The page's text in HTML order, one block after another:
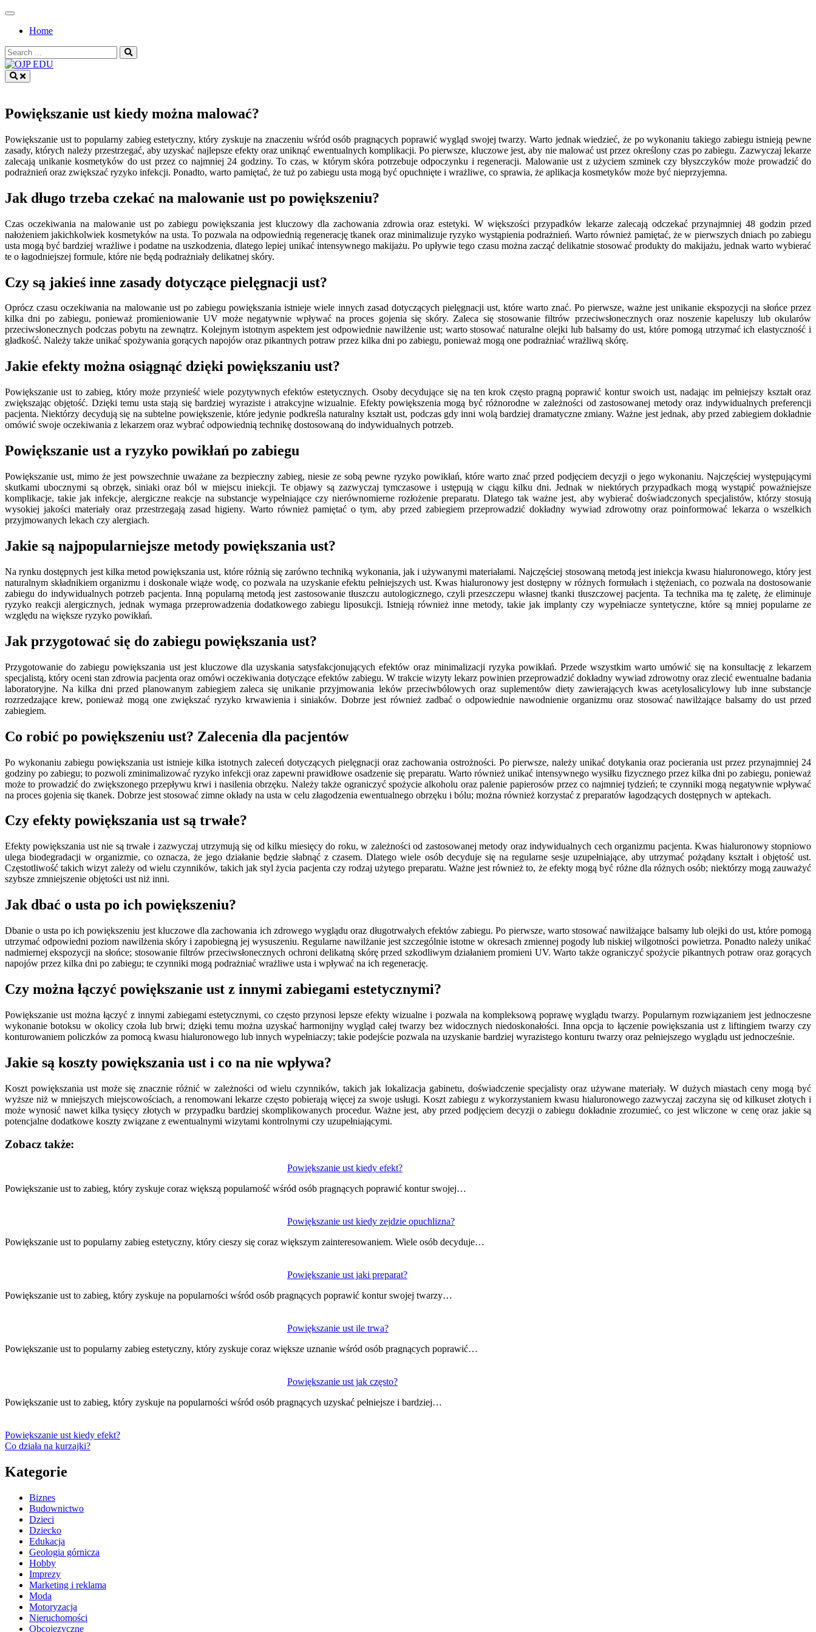
Skip
contentHome
Search
for:
Powiększanie ust kiedy można malować?
Powiększanie ust to popularny zabieg estetyczny, który zyskuje na znaczeniu wśród osób pragnących poprawić wygląd swojej twarzy. Warto jednak wiedzieć, że po wykonaniu takiego zabiegu istnieją pewne
zasady, których należy przestrzegać, aby uzyskać najlepsze efekty oraz uniknąć ewentualnych komplikacji. Po pierwsze, kluczowe jest, aby nie malować ust przez określony czas po zabiegu. Zazwyczaj lekarze
zalecają unikanie kosmetyków do ust przez co najmniej 24 godziny. To czas, w którym skóra potrzebuje odpoczynku i regeneracji. Malowanie ust z użyciem szminek czy błyszczyków może prowadzić do
podrażnień oraz zwiększać ryzyko infekcji. Ponadto, warto pamiętać, że tuż po zabiegu usta mogą być opuchnięte i wrażliwe, co sprawia, że aplikacja kosmetyków może być nieprzyjemna.
Jak długo trzeba czekać na malowanie ust po powiększeniu?
Czas oczekiwania na malowanie ust po zabiegu powiększania jest kluczowy dla zachowania zdrowia oraz estetyki. W większości przypadków lekarze zalecają odczekać przynajmniej 48 godzin przed
nałożeniem jakichkolwiek kosmetyków na usta. To pozwala na odpowiednią regenerację tkanek oraz minimalizuje ryzyko wystąpienia podrażnień. Warto również pamiętać, że w pierwszych dniach po zabiegu
usta mogą być bardziej wrażliwe i podatne na uszkodzenia, dlatego lepiej unikać intensywnego makijażu. Po upływie tego czasu można zacząć delikatnie stosować produkty do makijażu, jednak warto wybierać
te o łagodniejszej formule, które nie będą podrażniały delikatnej skóry.
Czy są jakieś inne zasady dotyczące pielęgnacji ust?
Oprócz czasu oczekiwania na malowanie ust po zabiegu powiększania istnieje wiele innych zasad dotyczących pielęgnacji ust, które warto znać. Po pierwsze, ważne jest unikanie ekspozycji na słońce przez
kilka dni po zabiegu, ponieważ promieniowanie UV może negatywnie wpływać na proces gojenia się skóry. Zaleca się stosowanie filtrów przeciwsłonecznych oraz noszenie kapeluszy lub okularów
przeciwsłonecznych podczas pobytu na zewnątrz. Kolejnym istotnym aspektem jest odpowiednie nawilżenie ust; warto stosować naturalne olejki lub balsamy do ust, które pomogą utrzymać ich elastyczność i
gładkość. Należy także unikać spożywania gorących napojów oraz pikantnych potraw przez kilka dni po zabiegu, ponieważ mogą one podrażniać wrażliwą skórę.
Jakie efekty można osiągnąć dzięki powiększaniu ust?
Powiększanie ust to zabieg, który może przynieść wiele pozytywnych efektów estetycznych. Osoby decydujące się na ten krok często pragną poprawić kontur swoich ust, nadając im pełniejszy kształt oraz
zwiększając objętość. Dzięki temu usta stają się bardziej wyraziste i atrakcyjne wizualnie. Efekty powiększenia mogą być różnorodne w zależności od zastosowanej metody oraz indywidualnych preferencji
pacjenta. Niektórzy decydują się na subtelne powiększenie, które jedynie podkreśla naturalny kształt ust, podczas gdy inni wolą bardziej dramatyczne zmiany. Ważne jest jednak, aby przed zabiegiem dokładnie
omówić swoje oczekiwania z lekarzem oraz wybrać odpowiednią technikę dostosowaną do indywidualnych potrzeb.
Powiększanie ust a ryzyko powikłań po zabiegu
Powiększanie ust, mimo że jest powszechnie uważane za bezpieczny zabieg, niesie ze sobą pewne ryzyko powikłań, które warto znać przed podjęciem decyzji o jego wykonaniu. Najczęściej występującymi
skutkami ubocznymi są obrzęk, siniaki oraz ból w miejscu iniekcji. Te objawy są zazwyczaj tymczasowe i ustępują w ciągu kilku dni. Jednak w niektórych przypadkach mogą wystąpić poważniejsze
komplikacje, takie jak infekcje, alergiczne reakcje na substancje wypełniające czy nierównomierne rozłożenie preparatu. Dlatego tak ważne jest, aby wybierać doświadczonych specjalistów, którzy stosują
wysokiej jakości materiały oraz przestrzegają zasad higieny. Warto również pamiętać o tym, aby przed zabiegiem przeprowadzić dokładny wywiad zdrowotny oraz poinformować lekarza o wszelkich
przyjmowanych lekach czy alergiach.
Jakie są najpopularniejsze metody powiększania ust?
Na rynku dostępnych jest kilka metod powiększania ust, które różnią się zarówno techniką wykonania, jak i używanymi materiałami. Najczęściej stosowaną metodą jest iniekcja kwasu hialuronowego, który jest
naturalnym składnikiem organizmu i doskonale wiąże wodę, co pozwala na uzyskanie efektu pełniejszych ust. Kwas hialuronowy jest dostępny w różnych formułach i stężeniach, co pozwala na dostosowanie
zabiegu do indywidualnych potrzeb pacjenta. Inną popularną metodą jest zastosowanie tłuszczu autologicznego, czyli przeszczepu własnej tkanki tłuszczowej pacjenta. Ta technika ma tę zaletę, że eliminuje
ryzyko reakcji alergicznych, jednak wymaga przeprowadzenia dodatkowego zabiegu liposukcji. Istnieją również inne metody, takie jak implanty czy wypełniacze syntetyczne, które są mniej popularne ze
względu na większe ryzyko powikłań.
Jak przygotować się do zabiegu powiększania ust?
Przygotowanie do zabiegu powiększania ust jest kluczowe dla uzyskania satysfakcjonujących efektów oraz minimalizacji ryzyka powikłań. Przede wszystkim warto umówić się na konsultację z lekarzem
specjalistą, który oceni stan zdrowia pacjenta oraz omówi oczekiwania dotyczące efektów zabiegu. W trakcie wizyty lekarz powinien przeprowadzić dokładny wywiad zdrowotny oraz zlecić ewentualne badania
laboratoryjne. Na kilka dni przed planowanym zabiegiem zaleca się unikanie przyjmowania leków przeciwbólowych oraz suplementów diety zawierających kwas acetylosalicylowy lub inne substancje
rozrzedzające krew, ponieważ mogą one zwiększać ryzyko krwawienia i siniaków. Dobrze jest również zadbać o odpowiednie nawodnienie organizmu oraz stosować nawilżające balsamy do ust przed
zabiegiem.
Co robić po powiększeniu ust? Zalecenia dla pacjentów
Po wykonaniu zabiegu powiększania ust istnieje kilka istotnych zaleceń dotyczących pielęgnacji oraz zachowania ostrożności. Po pierwsze, należy unikać dotykania oraz pocierania ust przez przynajmniej 24
godziny po zabiegu; to pozwoli zminimalizować ryzyko infekcji oraz zapewni prawidłowe osadzenie się preparatu. Warto również unikać intensywnego wysiłku fizycznego przez kilka dni po zabiegu, ponieważ
może to prowadzić do zwiększonego przepływu krwi i nasilenia obrzęku. Należy także ograniczyć spożycie alkoholu oraz palenie papierosów przez co najmniej tydzień; te czynniki mogą negatywnie wpływać
na proces gojenia się tkanek. Dobrze jest stosować zimne okłady na usta w celu złagodzenia ewentualnego obrzęku i bólu; można również korzystać z preparatów łagodzących dostępnych w aptekach.
Czy efekty powiększania ust są trwałe?
Efekty powiększania ust nie są trwałe i zazwyczaj utrzymują się od kilku miesięcy do roku, w zależności od zastosowanej metody oraz indywidualnych cech organizmu pacjenta. Kwas hialuronowy stopniowo
ulega biodegradacji w organizmie, co oznacza, że jego działanie będzie słabnąć z czasem. Dlatego wiele osób decyduje się na regularne sesje uzupełniające, aby utrzymać pożądany kształt i objętość ust.
Częstotliwość takich wizyt zależy od wielu czynników, takich jak styl życia pacjenta czy rodzaj użytego preparatu. Ważne jest również to, że efekty mogą być różne dla różnych osób; niektórzy mogą zauważyć
szybsze zmniejszenie objętości ust niż inni.
Jak dbać o usta po ich powiększeniu?
Dbanie o usta po ich powiększeniu jest kluczowe dla zachowania ich zdrowego wyglądu oraz długotrwałych efektów zabiegu. Po pierwsze, warto stosować nawilżające balsamy lub olejki do ust, które pomogą
utrzymać odpowiedni poziom nawilżenia skóry i zapobiegną jej wysuszeniu. Regularne nawilżanie jest szczególnie istotne w okresach zmiennej pogody lub niskiej wilgotności powietrza. Ponadto należy unikać
nadmiernej ekspozycji na słońce; stosowanie filtrów przeciwsłonecznych ochroni delikatną skórę przed szkodliwym działaniem promieni UV. Warto także ograniczyć spożycie pikantnych potraw oraz gorących
napojów przez kilka dni po zabiegu; te czynniki mogą podrażniać wrażliwe usta i wpływać na ich regenerację.
Czy można łączyć powiększanie ust z innymi zabiegami estetycznymi?
Powiększanie ust można łączyć z innymi zabiegami estetycznymi, co często przynosi lepsze efekty wizualne i pozwala na kompleksową poprawę wyglądu twarzy. Popularnym rozwiązaniem jest jednoczesne
wykonanie botoksu w okolicy czoła lub brwi; dzięki temu można uzyskać harmonijny wygląd całej twarzy bez widocznych niedoskonałości. Inna opcja to łączenie powiększania ust z liftingiem twarzy czy
konturowaniem policzków za pomocą kwasu hialuronowego lub innych wypełniaczy; takie podejście pozwala na uzyskanie bardziej wyrazistego konturu twarzy oraz pełniejszego wyglądu ust jednocześnie.
Jakie są koszty powiększania ust i co na nie wpływa?
Koszt powiększania ust może się znacznie różnić w zależności od wielu czynników, takich jak lokalizacja gabinetu, doświadczenie specjalisty oraz używane materiały. W dużych miastach ceny mogą być
wyższe niż w mniejszych miejscowościach, a renomowani lekarze często pobierają więcej za swoje usługi. Koszt zabiegu z wykorzystaniem kwasu hialuronowego zazwyczaj zaczyna się od kilkuset złotych i
może wynosić nawet kilka tysięcy złotych w przypadku bardziej skomplikowanych procedur. Ważne jest, aby przed podjęciem decyzji o zabiegu dokładnie zrozumieć, co jest wliczone w cenę oraz jakie są
potencjalne dodatkowe koszty związane z ewentualnymi wizytami kontrolnymi czy uzupełniającymi.
Zobacz także:
Powiększanie ust kiedy efekt?
Powiększanie ust to zabieg, który zyskuje coraz większą popularność wśród osób pragnących poprawić kontur swojej…
Powiększanie ust kiedy zejdzie opuchlizna?
Powiększanie ust to popularny zabieg estetyczny, który cieszy się coraz większym zainteresowaniem. Wiele osób decyduje…
Powiększanie ust jaki preparat?
Powiększanie ust to zabieg, który zyskuje na popularności wśród osób pragnących poprawić kontur swojej twarzy…
Powiększanie ust ile trwa?
Powiększanie ust to popularny zabieg estetyczny, który zyskuje coraz większe uznanie wśród osób pragnących poprawić…
Powiększanie ust jak często?
Powiększanie ust to zabieg, który zyskuje na popularności wśród osób pragnących uzyskać pełniejsze i bardziej…
wpisu
Powiększanie ust kiedy efekt?
Co działa na kurzajki?
Kategorie
Biznes
Budownictwo
Dzieci
Dziecko
Edukacja
Geologia górnicza
Hobby
Imprezy
Marketing i reklama
Moda
Motoryzacja
Nieruchomości
Obcojęzyczne